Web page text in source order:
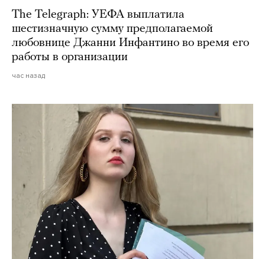
The Telegraph: УЕФА выплатила
шестизначную сумму предполагаемой
любовнице Джанни Инфантино во время его
работы в организации
час назад